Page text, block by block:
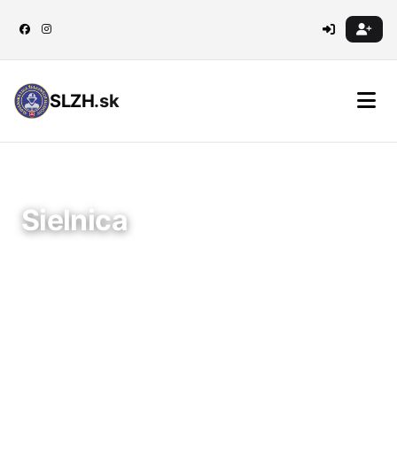
SLZH.sk
Sielnica